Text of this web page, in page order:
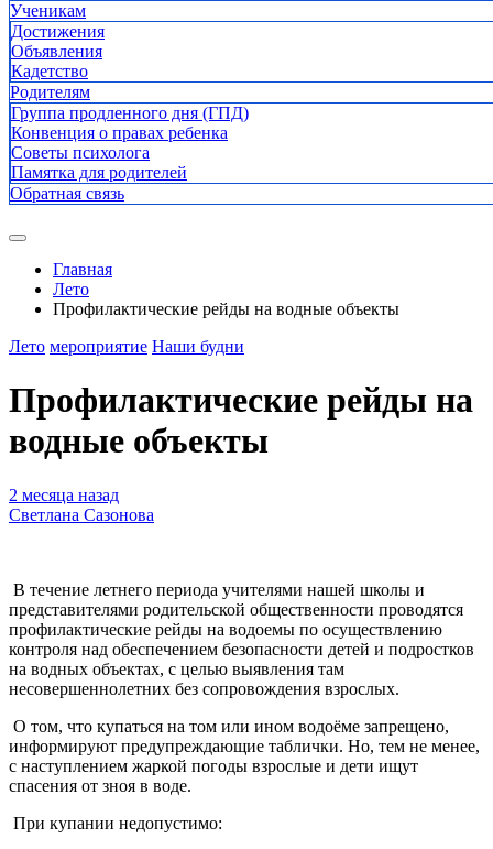
Ученикам
Достижения
Объявления
Кадетство
Родителям
Группа продленного дня (ГПД)
Конвенция о правах ребенка
Советы психолога
Памятка для родителей
Обратная связь
Главная
Лето
Профилактические рейды на водные объекты
Лето мероприятие Наши будни
Профилактические рейды на
водные объекты
2 месяца назад
Светлана Сазонова
В течение летнего периода учителями нашей школы и
представителями родительской общественности проводятся
профилактические рейды на водоемы по осуществлению
контроля над обеспечением безопасности детей и подростков
на водных объектах, с целью выявления там
несовершеннолетних без сопровождения взрослых.
О том, что купаться на том или ином водоёме запрещено,
информируют предупреждающие таблички. Но, тем не менее,
с наступлением жаркой погоды взрослые и дети ищут
спасения от зноя в воде.
При купании недопустимо: